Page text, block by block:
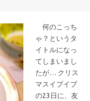
何のこっち
ゃ？というタ
イトルになっ
てしまいまし
たが… クリス
マスイブイブ
の23日に、友